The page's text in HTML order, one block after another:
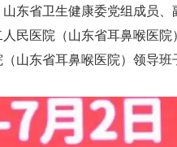
东省卫生健康委党组成员、
民医院（山东省耳鼻喉医院
山东省耳鼻喉医院）领导班